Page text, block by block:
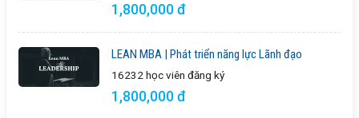
1,800,000 đ
LEAN MBA | Phát triển năng lực Lãnh đạo
16232 học viên đăng ký
1,800,000 đ